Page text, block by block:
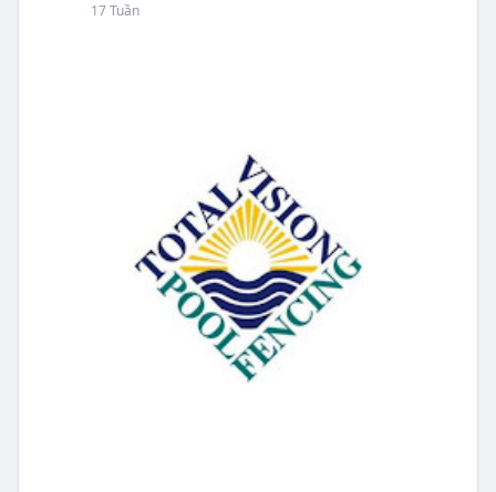
17 Tuần